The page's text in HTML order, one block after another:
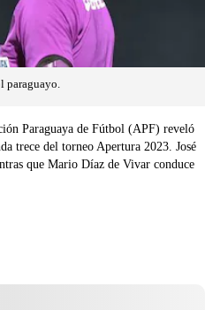
Paraguaya de Fútbol (APF) reveló
trece del torneo Apertura 2023. José
que Mario Díaz de Vivar conduce